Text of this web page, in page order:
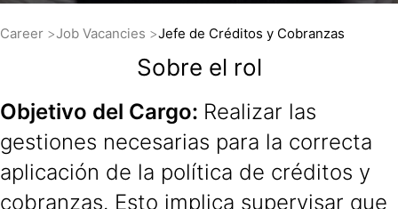
Career Job Vacancies Jefe de Créditos y Cobranzas
Sobre el rol
Objetivo del Cargo: Realizar las
gestiones necesarias para la correcta
aplicación de la política de créditos y
cobranzas. Esto implica supervisar que